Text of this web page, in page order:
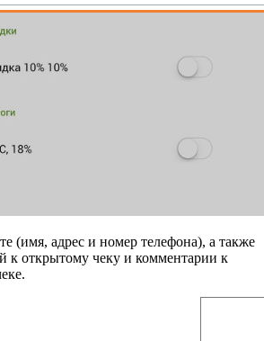
(имя, адрес и номер телефона), а также
к открытому чеку и комментарии к